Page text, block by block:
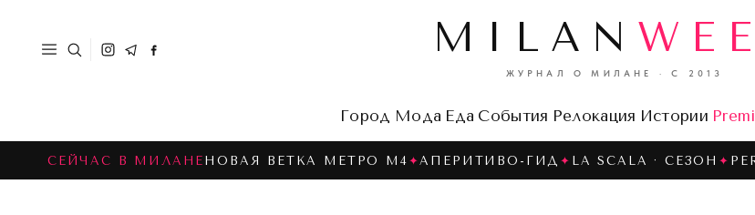
MILAN
ЖУРНАЛ О МИЛАНЕ · С 2013
Город Мода Еда События Релокация Истории
СЕЙЧАС В МИЛАНЕ НОВАЯ ВЕТКА МЕТРО M4 ✦АПЕРИТИВО-ГИД ✦ LA SCALA · СЕЗОН ✦